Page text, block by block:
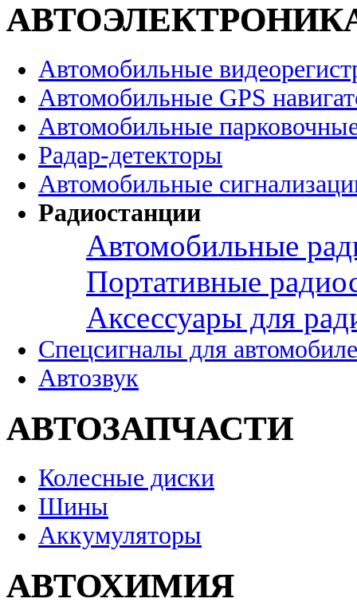
Автомобильные
Автомобильные GPS
Автомобильные
Радар-детекторы
Автомобильные
Радиостанции
Автомобильные
Портативные
Аксессуары для
Спецсигналы для
Автозвук
АВТОЗАПЧАСТИ
Колесные диски
Шины
Аккумуляторы
АВТОХИМИЯ